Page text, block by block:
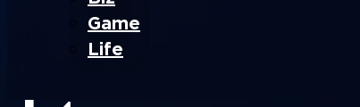
Game
Life